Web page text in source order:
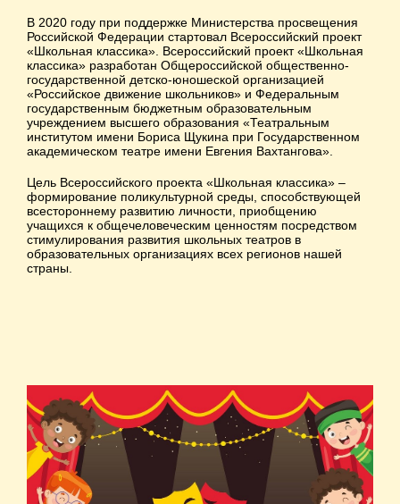
В 2020 году при поддержке Министерства просвещения
Российской Федерации стартовал Всероссийский проект
«Школьная классика». Всероссийский проект «Школьная
классика» разработан Общероссийской общественно-
государственной детско-юношеской организацией
«Российское движение школьников» и Федеральным
государственным бюджетным образовательным
учреждением высшего образования «Театральным
институтом имени Бориса Щукина при Государственном
академическом театре имени Евгения Вахтангова».
Цель Всероссийского проекта «Школьная классика» –
формирование поликультурной среды, способствующей
всестороннему развитию личности, приобщению
учащихся к общечеловеческим ценностям посредством
стимулирования развития школьных театров в
образовательных организациях всех регионов нашей
страны.